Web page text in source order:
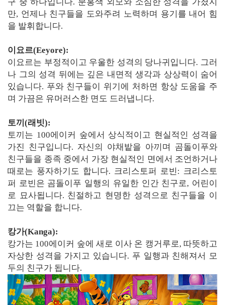
만, 언제나 친구들을 도와주려 노력하며 용기를 내어 힘
을 발휘합니다.
이요르(Eeyore):
이요르는 부정적이고 우울한 성격의 당나귀입니다. 그러
나 그의 성격 뒤에는 깊은 내면적 생각과 상상력이 숨어
있습니다. 푸와 친구들이 위기에 처하면 항상 도움을 주
며 가끔은 유머러스한 면도 드러냅니다.
토끼(래빗):
토끼는 100에이커 숲에서 상식적이고 현실적인 성격을
가진 친구입니다. 자신의 야채밭을 아끼며 곰돌이푸와
친구들을 종족 중에서 가장 현실적인 면에서 조언하거나
때로는 풍자하기도 합니다. 크리스토퍼 로빈: 크리스토
퍼 로빈은 곰돌이푸 일행의 유일한 인간 친구로, 어린이
로 묘사됩니다. 친절하고 현명한 성격으로 친구들을 이
끄는 역할을 합니다.
캉가(Kanga):
캉가는 100에이커 숲에 새로 이사 온 캥거루로, 따뜻하고
자상한 성격을 가지고 있습니다. 푸 일행과 친해져서 모
두의 친구가 됩니다.